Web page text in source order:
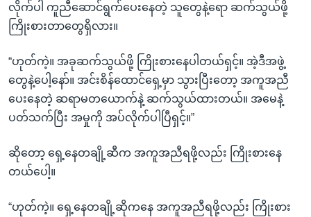
လိုက်ပါ ကူညီဆောင်ရွက်ပေးနေတဲ့ သူတွေနဲ့ရော ဆက်သွယ်ဖို့
ကြိုးစားတာတွေရှိလား။
“ဟုတ်ကဲ့။ အခုဆက်သွယ်ဖို့ ကြိုးစားနေပါတယ်ရှင့်။ အဲ့ဒီအဖွဲ့
တွေနဲ့ပေါ့နော်။ အင်းစိန်ထောင်ရှေ့မှာ သွားပြီးတော့ အကူအညီ
ပေးနေတဲ့ ဆရာမတယောက်နဲ့ ဆက်သွယ်ထားတယ်။ အမေနဲ့
ပတ်သက်ပြီး အမှုကို အပ်လိုက်ပါပြီရှင့်။”
ဆိုတော့ ရှေ့နေတချို့ဆီက အကူအညီရဖို့လည်း ကြိုးစားနေ
တယ်ပေါ့။
“ဟုတ်ကဲ့။ ရှေ့နေတချို့ဆိုကနေ အကူအညီရဖို့လည်း ကြိုးစား